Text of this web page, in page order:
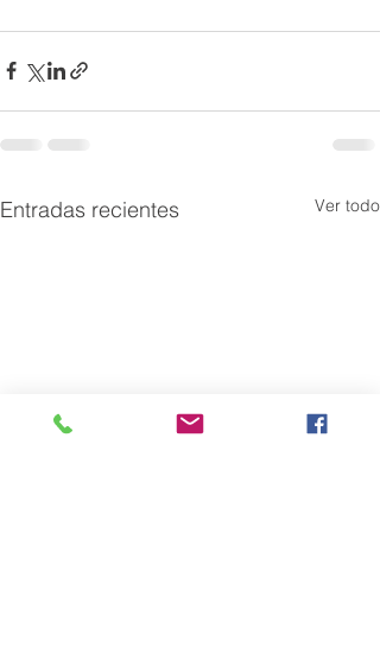
Entradas recientes Ver todo